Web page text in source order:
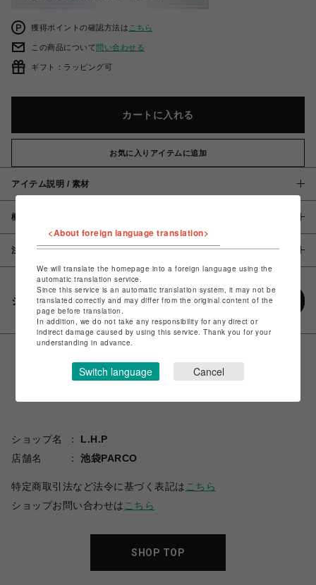
獲得ポイントの確認方法は こちら
この商品について問い合わせる
ギフト：ラッピング可
カートに入れる
お気に入りアイテムに追加
アイテム説明 / 素材
概要
注意事項
シェアする
ショップ名
L.H.P
店舗名
池袋PARCO
特定商取引法など法令に基づく表記は こちら
ショップお問い合わせは こちら
SHOP TOP
<About foreign language translation>
We will translate the homepage into a foreign language using the
automatic translation service.
Since this service is an automatic translation system, it may not be
translated correctly and may differ from the original content of the
page before translation.
In addition, we do not take any responsibility for any direct or
indirect damage caused by using this service. Thank you for your
understanding in advance.
Switch language Cancel